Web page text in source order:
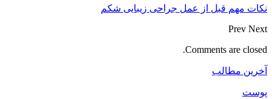
نکات مهم قبل از عمل جراحی زیبایی شکم
Prev Next
Comments are closed.
آخرین مطالب
پوست